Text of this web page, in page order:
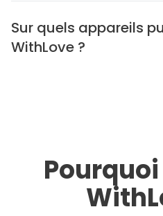
Sur quels appareils
WithLove ?